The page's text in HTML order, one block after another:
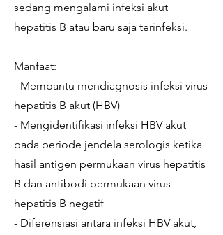
sedang mengalami infeksi akut
hepatitis B atau baru saja terinfeksi.
Manfaat:
- Membantu mendiagnosis infeksi virus
hepatitis B akut (HBV)
- Mengidentifikasi infeksi HBV akut
pada periode jendela serologis ketika
hasil antigen permukaan virus hepatitis
B dan antibodi permukaan virus
hepatitis B negatif
- Diferensiasi antara infeksi HBV akut,